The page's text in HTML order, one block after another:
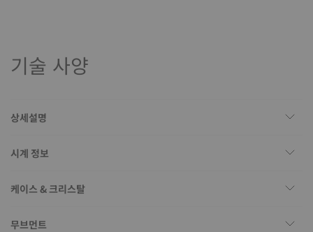
기술 사양
상세설명
시계 정보
케이스 & 크리스탈
무브먼트